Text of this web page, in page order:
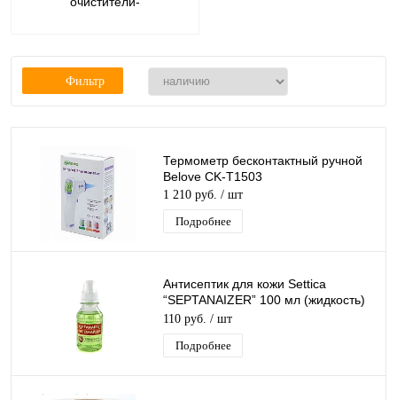
Фильтр
Термометр бесконтактный ручной
Belove CK-T1503
1 210 руб. / шт
Подробнее
Антисептик для кожи Settica
“SEPTANAIZER” 100 мл (жидкость)
обеззараживающее средство
110 руб. / шт
Подробнее